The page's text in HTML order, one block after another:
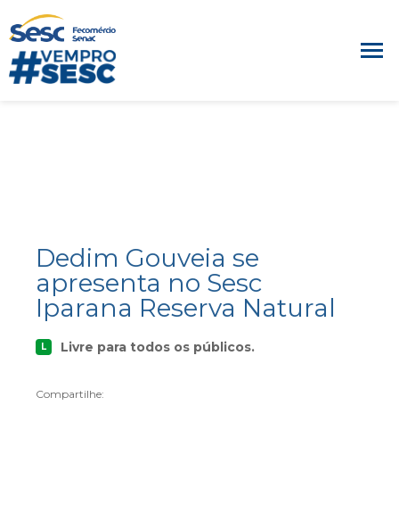
Dedim Gouveia se
apresenta no Sesc
Iparana Reserva Natural
L Livre para todos os públicos.
Compartilhe: